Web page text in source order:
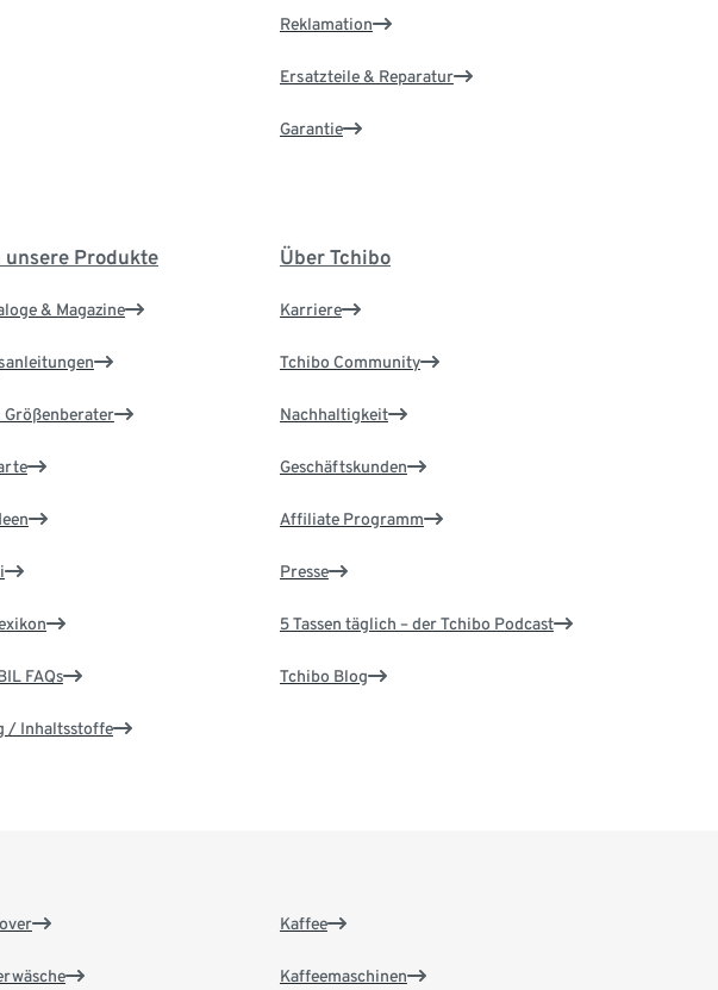
Reklamation
Ersatzteile & Reparatur
Garantie
unsere Produkte
& Magazine
Größenberater
FAQs
/ Inhaltsstoffe
Über Tchibo
Karriere
Tchibo Community
Nachhaltigkeit
Geschäftskunden
Affiliate Programm
Presse
5 Tassen täglich – der Tchibo Podcast
Tchibo Blog
Kaffee
Kaffeemaschinen